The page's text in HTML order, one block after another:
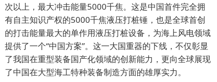
次以上，最大冲击能量5000千焦。这是中国首件完全拥
有自主知识产权的5000千焦液压打桩锤，也是全球首创
的打击能量最大的单作用液压打桩设备，为海上风电领域
提供了一个“中国方案”。这一大国重器的下线，不仅彰显
了我国在重型装备国产化领域的创新能力，更向全球展现
了中国在大型海工特种装备制造方面的雄厚实力。